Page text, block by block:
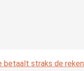
betaalt straks de